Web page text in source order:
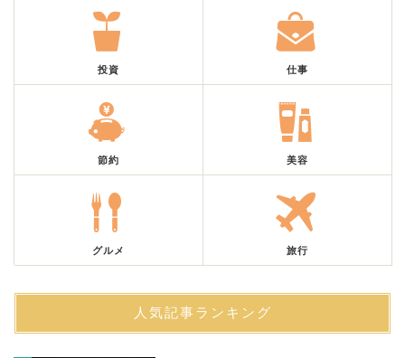
投資 仕事
節約 美容
グルメ 旅行
人気記事ランキング